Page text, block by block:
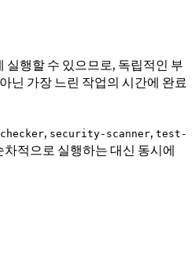
실행할 수 있으므로, 독립적인 부
닌 가장 느린 작업의 시간에 완료
, security-scanner, test-
적으로 실행하는 대신 동시에